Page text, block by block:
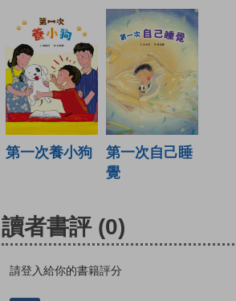
第一次養小狗
第一次自己睡
覺
讀者書評 (0)
請登入給你的書籍評分